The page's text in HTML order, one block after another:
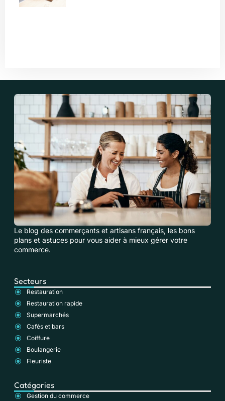
Le blog des commerçants et artisans français, les bons
plans et astuces pour vous aider à mieux gérer votre
commerce.
Secteurs
Restauration
Restauration rapide
Supermarchés
Cafés et bars
Coiffure
Boulangerie
Fleuriste
Catégories
Gestion du commerce